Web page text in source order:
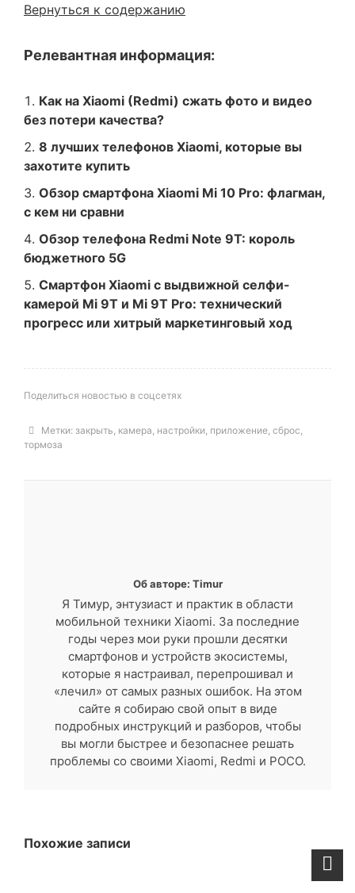
Вернуться к содержанию
Релевантная информация:
Как на Xiaomi (Redmi) сжать фото и видео
без потери качества?
8 лучших телефонов Xiaomi, которые вы
захотите купить
Обзор смартфона Xiaomi Mi 10 Pro: флагман,
с кем ни сравни
Обзор телефона Redmi Note 9T: король
бюджетного 5G
Смартфон Xiaomi с выдвижной селфи-
камерой Mi 9T и Mi 9T Pro: технический
прогресс или хитрый маркетинговый ход
Поделиться новостью в соцсетях
Метки: закрыть камера настройки приложение сброс
тормоза
Об авторе: Timur
Я Тимур, энтузиаст и практик в области
мобильной техники Xiaomi. За последние
годы через мои руки прошли десятки
смартфонов и устройств экосистемы,
которые я настраивал, перепрошивал и
«лечил» от самых разных ошибок. На этом
сайте я собираю свой опыт в виде
подробных инструкций и разборов, чтобы
вы могли быстрее и безопаснее решать
проблемы со своими Xiaomi, Redmi и POCO.
Похожие записи